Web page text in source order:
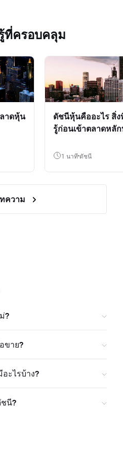
ที่ครอบคลุม
าดหุ้น
ดัชนีหุ้นคืออะไร สิ่ง
รู้ก่อนเข้าตลาดหลั
1 นาที ดัชนี
ความ
?
ขาย?
ะไรบ้าง?
นี?